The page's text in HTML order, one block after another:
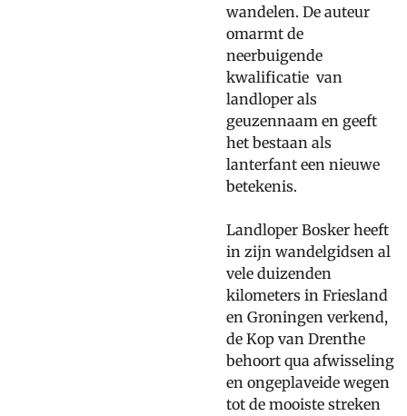
wandelen. De auteur
omarmt de
neerbuigende
kwalificatie van
landloper als
geuzennaam en geeft
het bestaan als
lanterfant een nieuwe
betekenis.
Landloper Bosker heeft
in zijn wandelgidsen al
vele duizenden
kilometers in Friesland
en Groningen verkend,
de Kop van Drenthe
behoort qua afwisseling
en ongeplaveide wegen
tot de mooiste streken